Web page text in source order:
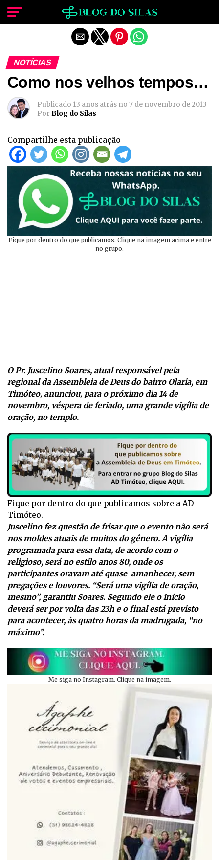
NOTÍCIAS
Como nos velhos tempos…
Publicado 13 anos atrás no 7 de novembro de 2013
PorBlog do Silas
Compartilhe esta publicação
Fique por dentro do que publicamos. Clique na imagem acima e entre
no grupo.
O Pr. Juscelino Soares, atual responsável pela
regional da Assembleia de Deus do bairro Olaria, em
Timóteo, anunciou, para o próximo dia 14 de
novembro, véspera de feriado, uma grande vigília de
oração, no templo.
Fique por dentro do que publicamos sobre a AD
Timóteo.
Juscelino fez questão de frisar que o evento não será
nos moldes atuais de muitos do gênero. A vigília
programada para essa data, de acordo com o
religioso, será no estilo anos 80, onde os
participantes oravam até quase amanhecer, sem
pregações e louvores. “Será uma vigília de oração,
mesmo”, garantiu Soares. Segundo ele o início
deverá ser por volta das 23h e o final está previsto
para acontecer, às quatro horas da madrugada, “no
máximo”.
Me siga no Instagram. Clique na imagem.
Sair da versão mobile